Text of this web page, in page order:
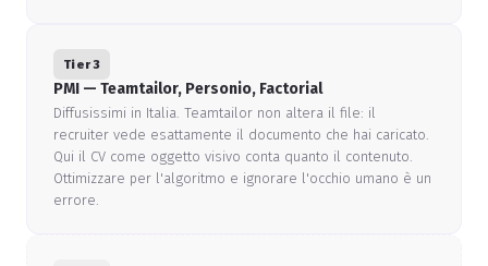
Tier 3
PMI — Teamtailor, Personio, Factorial
Diffusissimi in Italia. Teamtailor non altera il file: il
recruiter vede esattamente il documento che hai caricato.
Qui il CV come oggetto visivo conta quanto il contenuto.
Ottimizzare per l'algoritmo e ignorare l'occhio umano è un
errore.